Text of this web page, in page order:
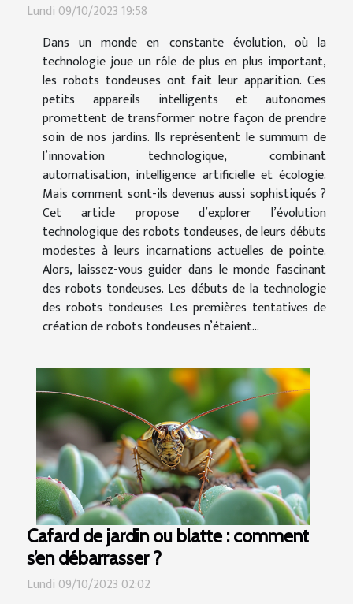
Lundi 09/10/2023 19:58
Dans un monde en constante évolution, où la
technologie joue un rôle de plus en plus important,
les robots tondeuses ont fait leur apparition. Ces
petits appareils intelligents et autonomes
promettent de transformer notre façon de prendre
soin de nos jardins. Ils représentent le summum de
l’innovation technologique, combinant
automatisation, intelligence artificielle et écologie.
Mais comment sont-ils devenus aussi sophistiqués ?
Cet article propose d’explorer l’évolution
technologique des robots tondeuses, de leurs débuts
modestes à leurs incarnations actuelles de pointe.
Alors, laissez-vous guider dans le monde fascinant
des robots tondeuses. Les débuts de la technologie
des robots tondeuses Les premières tentatives de
création de robots tondeuses n’étaient...
Cafard de jardin ou blatte : comment
s’en débarrasser ?
Lundi 09/10/2023 02:02